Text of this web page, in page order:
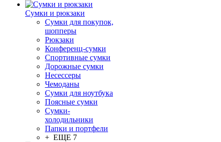
Сумки и рюкзаки
Сумки для покупок,
шопперы
Рюкзаки
Конференц-сумки
Спортивные сумки
Дорожные сумки
Несессеры
Чемоданы
Сумки для ноутбука
Поясные сумки
Сумки-
холодильники
Папки и портфели
+ ЕЩЕ 7